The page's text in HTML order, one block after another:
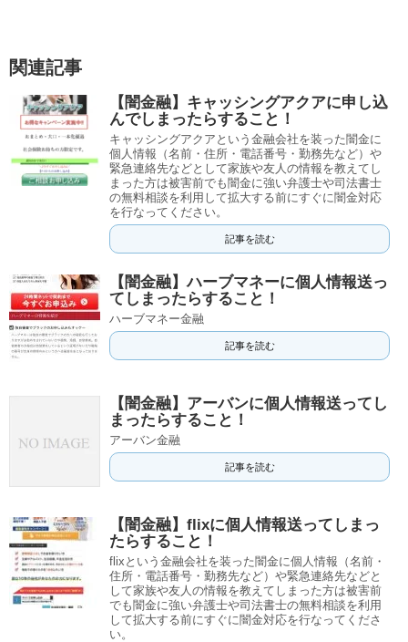
関連記事
【闇金融】キャッシングアクアに申し込
んでしまったらすること！
キャッシングアクアという金融会社を装った闇金に
個人情報（名前・住所・電話番号・勤務先など）や
緊急連絡先などとして家族や友人の情報を教えてし
まった方は被害前でも闇金に強い弁護士や司法書士
の無料相談を利用して拡大する前にすぐに闇金対応
を行なってください。
記事を読む
【闇金融】ハーブマネーに個人情報送っ
てしまったらすること！
ハーブマネー金融
記事を読む
【闇金融】アーバンに個人情報送ってし
まったらすること！
アーバン金融
記事を読む
【闇金融】flixに個人情報送ってしまっ
たらすること！
flixという金融会社を装った闇金に個人情報（名前・
住所・電話番号・勤務先など）や緊急連絡先などと
して家族や友人の情報を教えてしまった方は被害前
でも闇金に強い弁護士や司法書士の無料相談を利用
して拡大する前にすぐに闇金対応を行なってくださ
い。